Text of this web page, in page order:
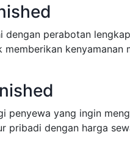
dengan perabotan
memberikan kenyamanan
penyewa yang ingin
pribadi dengan harga